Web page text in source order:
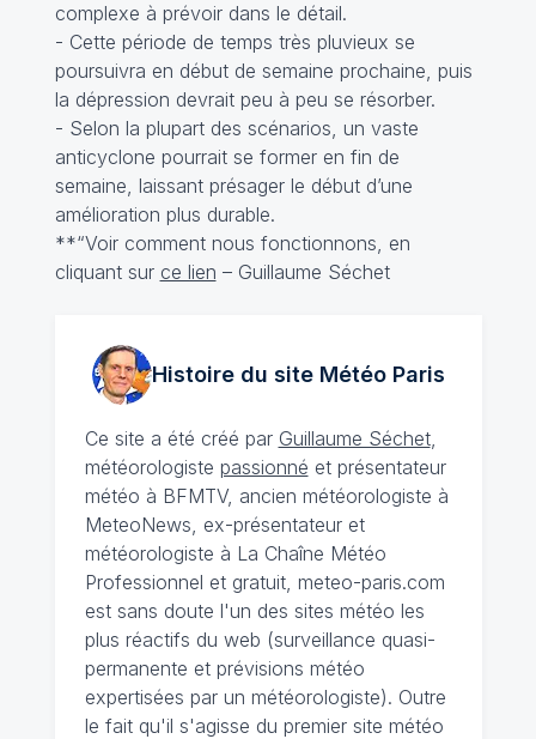
complexe à prévoir dans le détail.
- Cette période de temps très pluvieux se
poursuivra en début de semaine prochaine, puis
la dépression devrait peu à peu se résorber.
- Selon la plupart des scénarios, un vaste
anticyclone pourrait se former en fin de
semaine, laissant présager le début d’une
amélioration plus durable.
**“Voir comment nous fonctionnons, en
cliquant sur ce lien – Guillaume Séchet
Histoire du site MétéoParis
Ce site a été créé par Guillaume Séchet,
météorologiste passionné et présentateur
météo à BFMTV, ancien météorologiste à
MeteoNews, ex-présentateur et
météorologiste à La Chaîne Météo
Professionnel et gratuit, meteo-paris.com
est sans doute l'un des sites météo les
plus réactifs du web (surveillance quasi-
permanente et prévisions météo
expertisées par un météorologiste). Outre
le fait qu'il s'agisse du premier site météo